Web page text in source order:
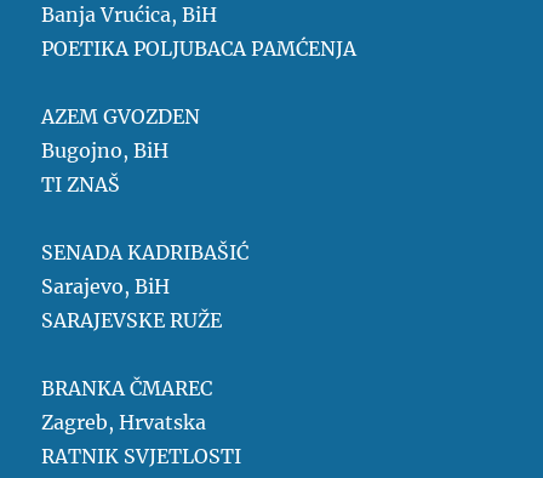
Banja Vrućica, BiH
POETIKA POLJUBACA PAMĆENJA
AZEM GVOZDEN
Bugojno, BiH
TI ZNAŠ
SENADA KADRIBAŠIĆ
Sarajevo, BiH
SARAJEVSKE RUŽE
BRANKA ČMAREC
Zagreb, Hrvatska
RATNIK SVJETLOSTI